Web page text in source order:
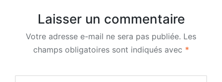
Laisser un commentaire
Votre adresse e-mail ne sera pas publiée. Les
champs obligatoires sont indiqués avec *